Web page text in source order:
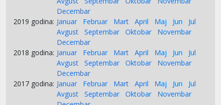
Decembar
2019 godina: Januar Februar Mart April Maj Jun
Jul
Avgust
Septembar Oktobar
Novembar
Decembar
2018 godina: Januar Februar Mart April Maj Jun
Jul
Avgust
Septembar Oktobar
Novembar
Decembar
2017 godina: Januar Februar Mart April Maj Jun
Jul
Avgust
Septembar Oktobar
Novembar